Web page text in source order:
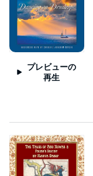
プレビューの
再生